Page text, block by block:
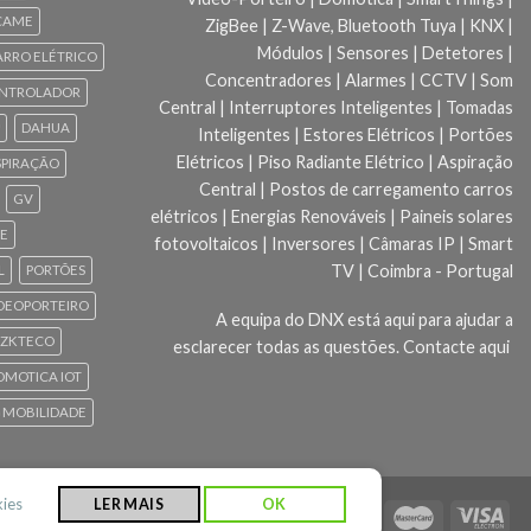
ELÉTRICO
DAHUA
GV
PORTÕES
ZKTECO
IOT
MOBILIDADE
ZigBee | Z-Wave, Bluetooth Tuya | KNX |
Módulos | Sensores | Detetores |
Concentradores | Alarmes | CCTV | Som
Central | Interruptores Inteligentes | Tomadas
Inteligentes | Estores Elétricos | Portões
Elétricos | Piso Radiante Elétrico | Aspiração
Central | Postos de carregamento carros
elétricos | Energias Renováveis | Paineis solares
fotovoltaicos | Inversores | Câmaras IP | Smart
TV | Coimbra - Portugal
A equipa do DNX está aqui para ajudar a
esclarecer todas as questões.Contacte aqui